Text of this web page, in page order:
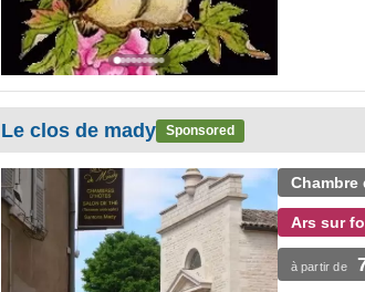
Le clos de mady Sponsored
Chambre
Ars sur
à partir de